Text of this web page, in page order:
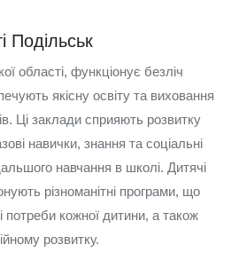
Подільськ
області, функціонує безліч
якісну освіту та виховання
Ці заклади сприяють розвитку
навички, знання та соціальні
навчання в школі. Дитячі
різноманітні програми, що
потреби кожної дитини, а також
розвитку.